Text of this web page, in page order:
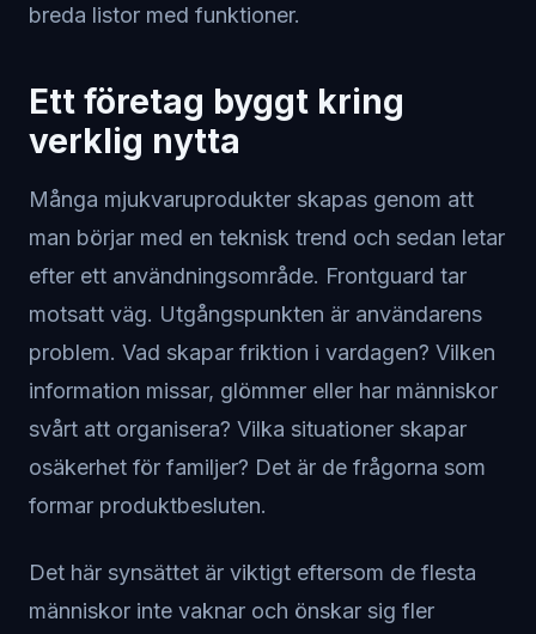
breda listor med funktioner.
Ett företag byggt kring
verklig nytta
Många mjukvaruprodukter skapas genom att
man börjar med en teknisk trend och sedan letar
efter ett användningsområde. Frontguard tar
motsatt väg. Utgångspunkten är användarens
problem. Vad skapar friktion i vardagen? Vilken
information missar, glömmer eller har människor
svårt att organisera? Vilka situationer skapar
osäkerhet för familjer? Det är de frågorna som
formar produktbesluten.
Det här synsättet är viktigt eftersom de flesta
människor inte vaknar och önskar sig fler